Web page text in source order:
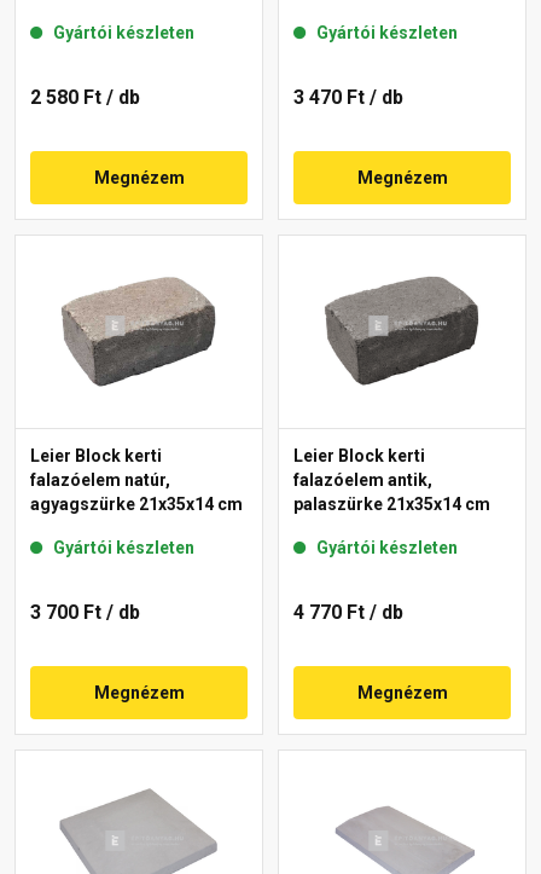
Gyártói készleten
2 580 Ft / db
Megnézem
Gyártói készleten
3 470 Ft / db
Megnézem
Leier Block kerti
falazóelem natúr,
agyagszürke 21x35x14 cm
Gyártói készleten
3 700 Ft / db
Megnézem
Leier Block kerti
falazóelem antik,
palaszürke 21x35x14 cm
Gyártói készleten
4 770 Ft / db
Megnézem